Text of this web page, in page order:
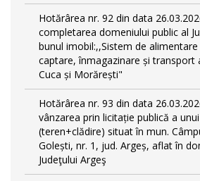
Hotărârea nr. 92 din data
completarea domeniului public al
bunul imobil:,,Sistem de
captare, înmagazinare și transport
Cuca și Morărești"
Hotărârea nr. 93 din data
vânzarea prin licitație publică a
(teren+clădire) situat în mun.
Golești, nr. 1, jud. Argeș, aflat în
Judeţului Argeş